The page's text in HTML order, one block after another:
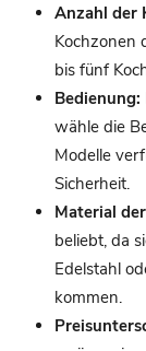
Anzahl der
Kochzonen
bis fünf
Bedienung:
wähle die
Modelle
Sicherheit.
Material
beliebt, da
Edelstahl
kommen.